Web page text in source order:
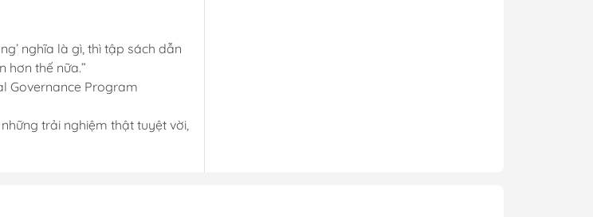
nghĩa là gì, thì tập sách dẫn
hơn thế nữa.”
Governance Program
trải nghiệm thật tuyệt vời,